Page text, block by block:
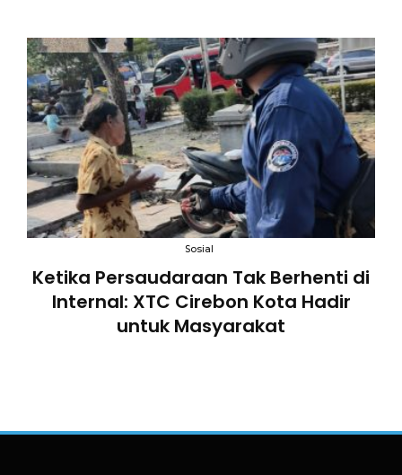
Sosial
Ketika Persaudaraan Tak Berhenti di
Internal: XTC Cirebon Kota Hadir
untuk Masyarakat